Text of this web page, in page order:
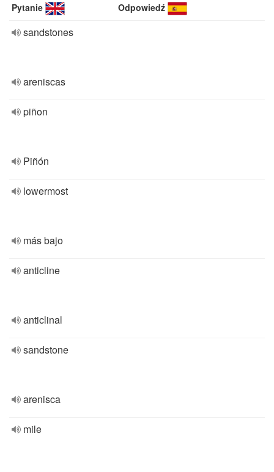
Pytanie Odpowiedź
sandstones
areniscas
piñon
Piñón
lowermost
más bajo
anticline
anticlinal
sandstone
arenisca
mile